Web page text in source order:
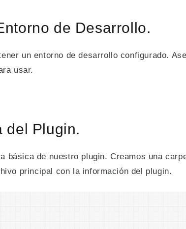
de Desarrollo.
un entorno de desarrollo configurado.
usar.
del Plugin.
básica de nuestro plugin. Creamos una
principal con la información del plugin.